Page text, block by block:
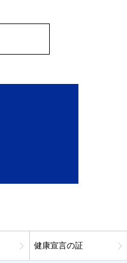
健康宣言の証